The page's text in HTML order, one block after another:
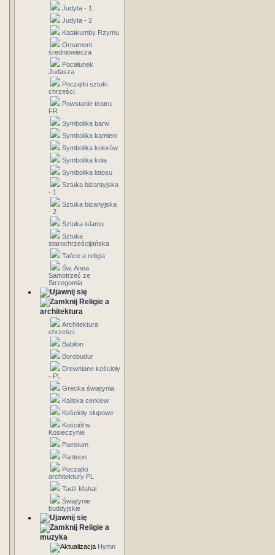
Judyta - 1
Judyta - 2
Katakumby Rzymu
Ornament
średniowiecza
Pocałunek
Judasza
Początki sztuki
chrześci.
Powstanie teatru
FR
Symbolika barw
Symbolika kamieni
Symbolika kolorów
Symbolika koła
Symbolika lotosu
Sztuka bizantyjska
- 1
Sztuka bizanyjska
- 2
Sztuka islamu
Sztuka
starochrześcijańska
Tańce a religia
Św. Anna
Samotrzeć ze
Strzegomia
Religie a
architektura
Architektura
chrześci.
Babilon
Borobudur
Drewniane kościoły
- PL
Grecka świątynia
Kaliska cerkiew
Kościoły słupowe
Kościół w
Kosieczynie
Paestum
Panteon
Początki
architektury PL
Tadż Mahal
Świątynie
buddyjskie
Religie a
muzyka
Hymn